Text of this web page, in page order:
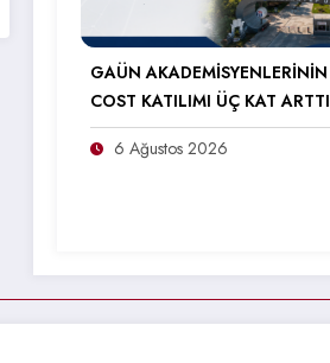
GAÜN AKADEMİSYENLERİNİN
COST KATILIMI ÜÇ KAT ARTTI
6 Ağustos 2026